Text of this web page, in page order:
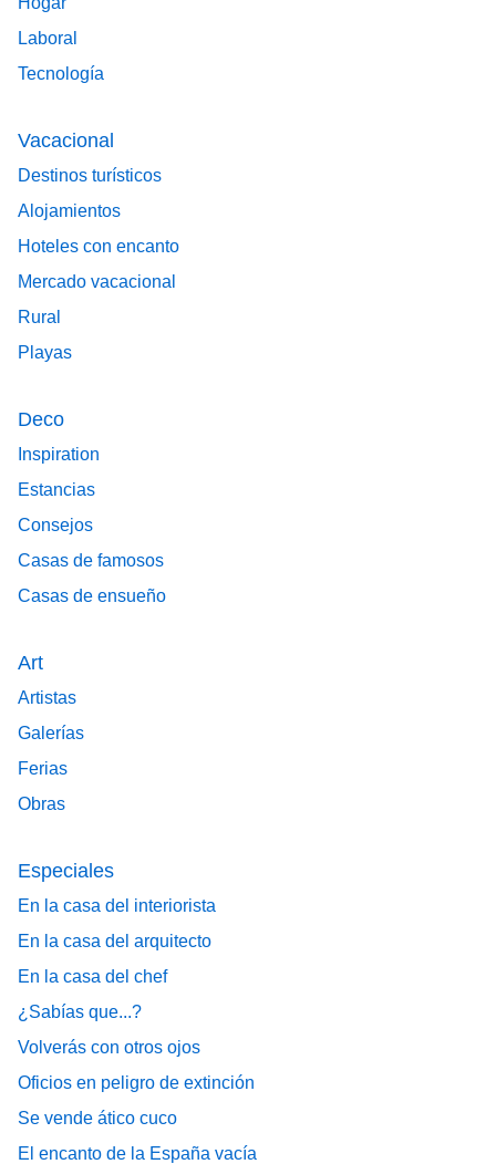
Laboral
Tecnología
Vacacional
Destinos turísticos
Alojamientos
Hoteles con encanto
Mercado vacacional
Rural
Playas
Deco
Inspiration
Estancias
Consejos
Casas de famosos
Casas de ensueño
Art
Artistas
Galerías
Ferias
Obras
Especiales
En la casa del interiorista
En la casa del arquitecto
En la casa del chef
¿Sabías que...?
Volverás con otros ojos
Oficios en peligro de extinción
Se vende ático cuco
El encanto de la España vacía